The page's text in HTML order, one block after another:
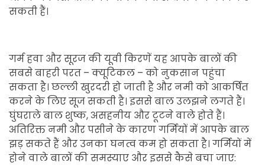
सकती हैं।
गर्म हवा और सूरज की यूवी किरणें यह आपके बालों की
सबसे बाहरी परत – क्यूटिकल – को नुकसान पहुंचा
सकता है। छल्ली खुरदरी हो जाती है और नमी को आकर्षित
करने के लिए सूज सकती है। इससे बाल उलझने लगते हैं।
घुंघराले बाल शुष्क, असहनीय और टूटने वाले होते हैं।
अतिरिक्त नमी और पसीने के कारण गर्मियों में आपके बाल
झड़ सकते हैं और उनका घनत्व कम हो सकता है। गर्मियों में
होने वाले बालों की समस्याए और इससे कैसे बचा जाए: